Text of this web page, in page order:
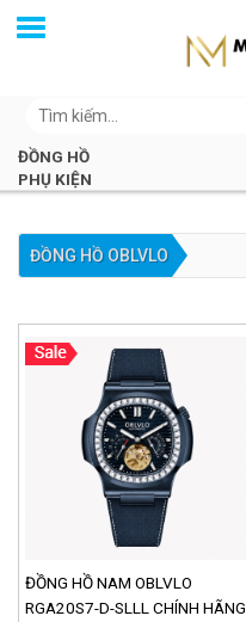
ĐỒNG HỒ
PHỤ KIỆN
ĐỒNG HỒ OBLVLO
ĐỒNG HỒ NAM OBLVLO
RGA20S7-D-SLLL CHÍNH HÃNG